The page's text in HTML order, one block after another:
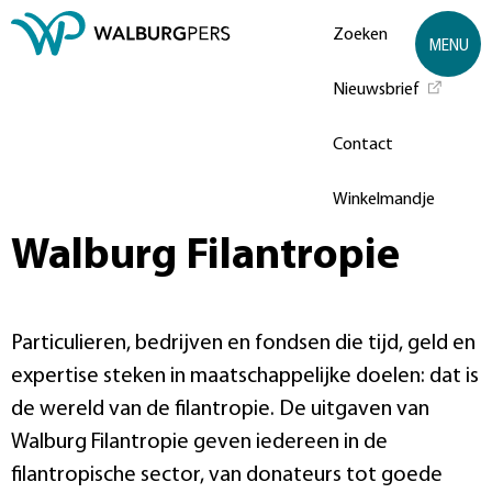
Zoeken
Nieuwsbrief
Contact
Winkelmandje
MENU
Walburg Filantropie
Particulieren, bedrijven en fondsen die tijd, geld en
expertise steken in maatschappelijke doelen: dat is
de wereld van de filantropie. De uitgaven van
Walburg Filantropie geven iedereen in de
filantropische sector, van donateurs tot goede